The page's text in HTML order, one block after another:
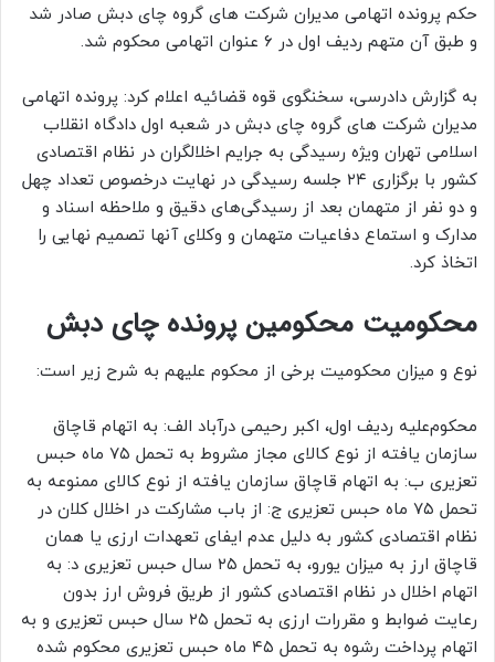
حکم پرونده اتهامی مدیران شرکت های گروه چای دبش صادر شد
و طبق آن متهم ردیف اول در ۶ عنوان اتهامی محکوم شد.
به گزارش دادرسی، سخنگوی قوه قضائیه اعلام کرد: پرونده اتهامی
مدیران شرکت های گروه چای دبش در شعبه اول دادگاه انقلاب
اسلامی تهران ویژه رسیدگی به جرایم اخلالگران در نظام اقتصادی
کشور با برگزاری ۲۴ جلسه رسیدگی در نهایت درخصوص تعداد چهل
و دو نفر از متهمان بعد از رسیدگی‌های دقیق و ملاحظه اسناد و
مدارک و استماع دفاعیات متهمان و وکلای آنها تصمیم نهایی را
اتخاذ کرد.
محکومیت محکومین پرونده چای دبش
نوع و میزان محکومیت برخی از محکوم علیهم به شرح زیر است:
محکوم‌علیه ردیف اول، اکبر رحیمی درآباد الف: به اتهام قاچاق
سازمان یافته از نوع کالای مجاز مشروط به تحمل ۷۵ ماه حبس
تعزیری ب: به اتهام قاچاق سازمان یافته از نوع کالای ممنوعه به
تحمل ۷۵ ماه حبس تعزیری ج: از باب مشارکت در اخلال کلان در
نظام اقتصادی کشور به دلیل عدم ایفای تعهدات ارزی یا همان
قاچاق ارز به میزان یورو، به تحمل ۲۵ سال حبس تعزیری د: به
اتهام اخلال در نظام اقتصادی کشور از طریق فروش ارز بدون
رعایت ضوابط و مقررات ارزی به تحمل ۲۵ سال حبس تعزیری و به
اتهام پرداخت رشوه به تحمل ۴۵ ماه حبس تعزیری محکوم شده